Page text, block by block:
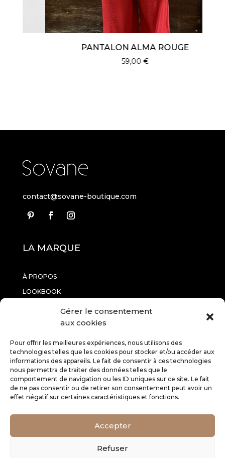
Gérer le consentement
aux cookies
Pour offrir les meilleures expériences, nous utilisons des
technologies telles que les cookies pour stocker et/ou accéder aux
informations des appareils. Le fait de consentir à ces technologies
nous permettra de traiter des données telles que le
comportement de navigation ou les ID uniques sur ce site. Le fait
de ne pas consentir ou de retirer son consentement peut avoir un
effet négatif sur certaines caractéristiques et fonctions.
Accepter
Refuser
PANTALON ALMA ROUGE
€
contact@sovane-boutique.com
LA MARQUE
À PROPOS
LOOKBOOK
RETOURS
CGV
MENTIONS LÉGALES
SERVICE CLIENT